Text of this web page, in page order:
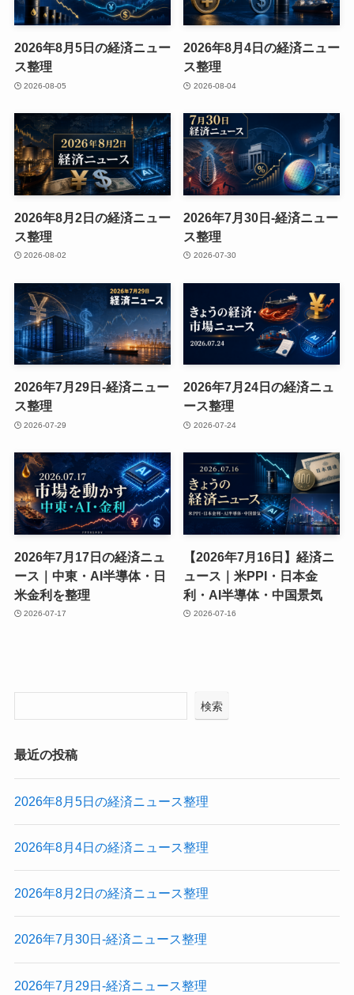
2026年8月5日の経済ニュー
ス整理
2026-08-05
2026年8月4日の経済ニュー
ス整理
2026-08-04
2026年8月2日の経済ニュー
ス整理
2026-08-02
2026年7月30日-経済ニュー
ス整理
2026-07-30
2026年7月29日-経済ニュー
ス整理
2026-07-29
2026年7月24日の経済ニュ
ース整理
2026-07-24
2026年7月17日の経済ニュ
ース｜中東・AI半導体・日
米金利を整理
2026-07-17
【2026年7月16日】経済ニ
ュース｜米PPI・日本金
利・AI半導体・中国景気
2026-07-16
検索
最近の投稿
2026年8月5日の経済ニュース整理
2026年8月4日の経済ニュース整理
2026年8月2日の経済ニュース整理
2026年7月30日-経済ニュース整理
2026年7月29日-経済ニュース整理